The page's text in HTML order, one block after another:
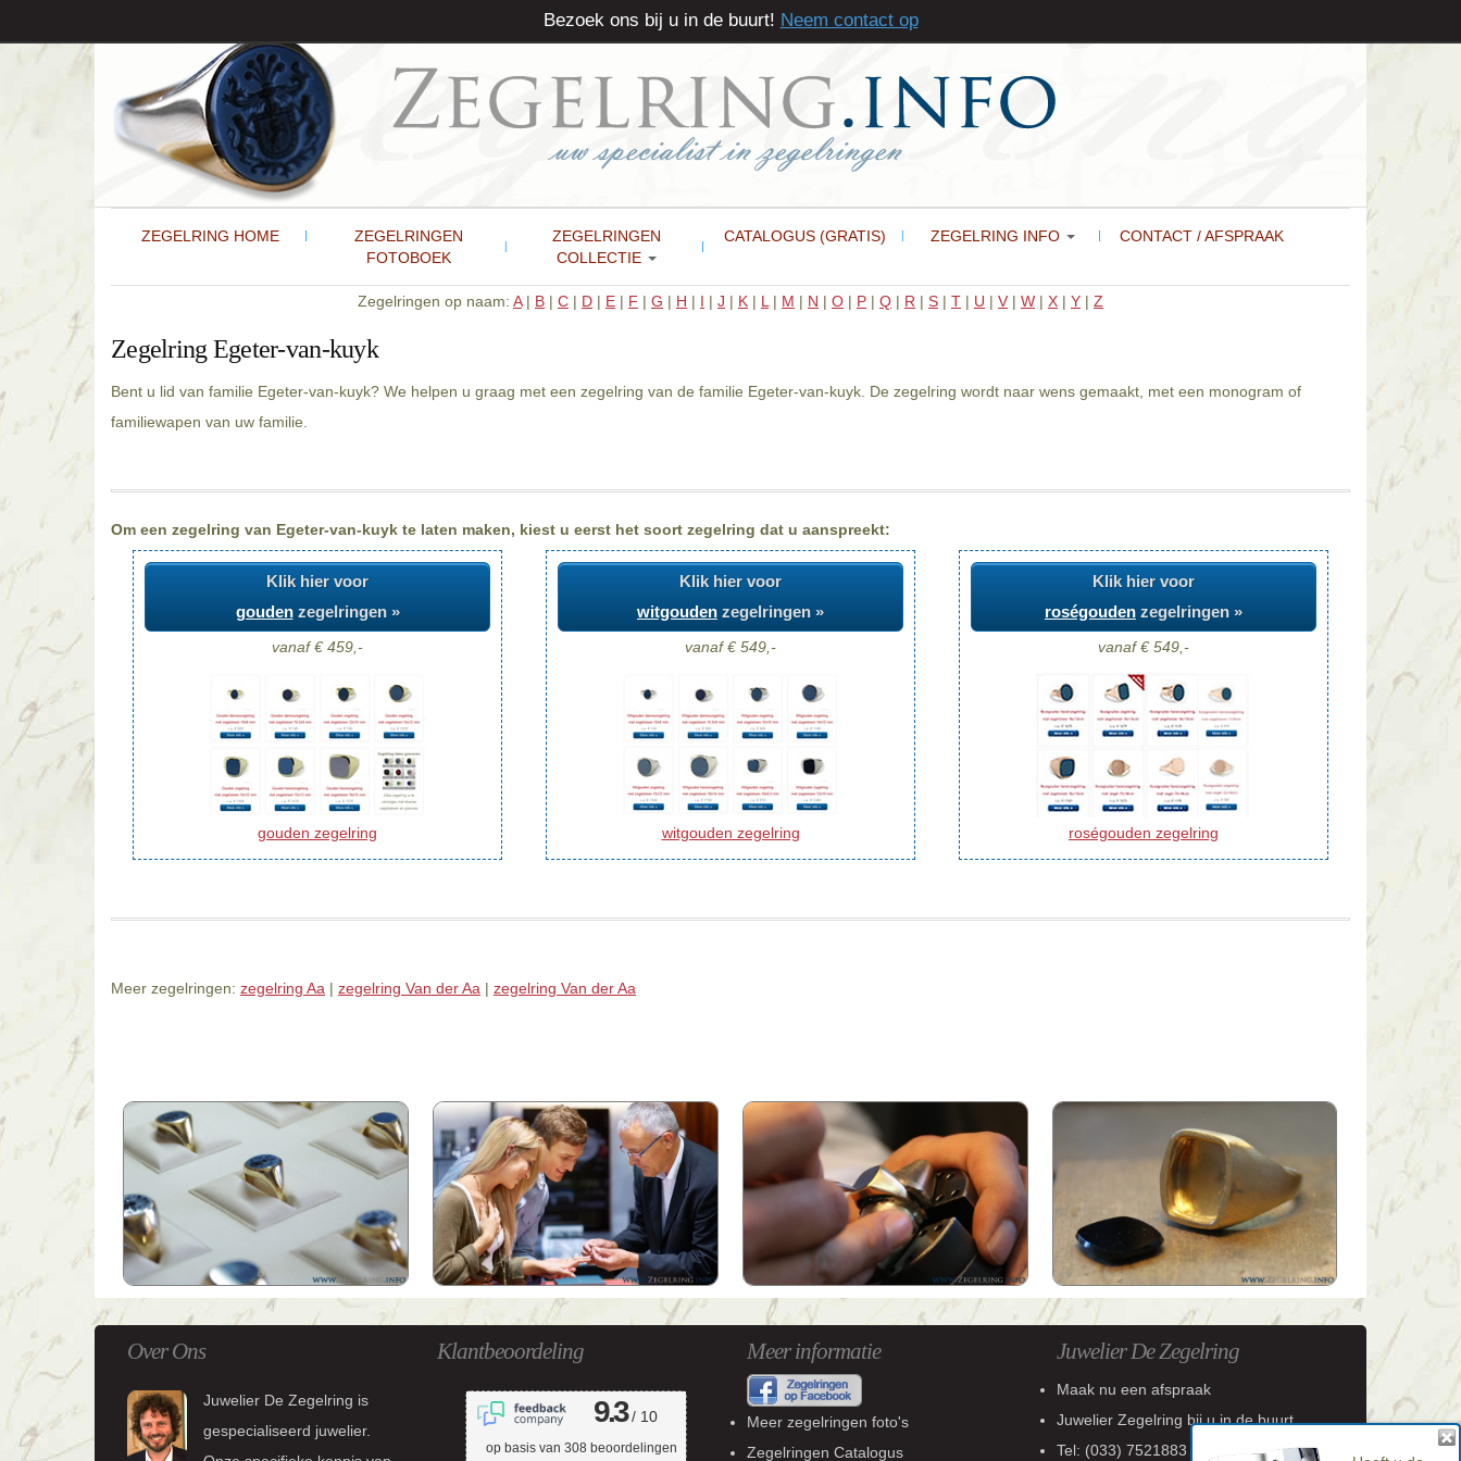
ZEGELRING HOME
ZEGELRINGEN
FOTOBOEK
ZEGELRINGEN
COLLECTIE
CATALOGUS (GRATIS) ZEGELRING INFO CONTACT / AFSPRAAK
Zegelringen op naam: A| B | C | D | E | F | G | H | I | J | K | L | M | N | O | P | Q | R | S | T | U | V | W | X | Y | Z
Zegelring Egeter-van-kuyk
Bent u lid van familie Egeter-van-kuyk? We helpen u graag met een zegelring van de familie Egeter-van-kuyk. De zegelring wordt naar wens gemaakt, met een monogram of
familiewapen van uw familie.
Om een zegelring van Egeter-van-kuyk te laten maken, kiest u eerst het soort zegelring dat u aanspreekt:
Klik hier voor
goudenzegelringen »
vanaf € 459,-
gouden zegelring
Klik hier voor
witgouden zegelringen »
vanaf € 549,-
witgouden zegelring
Klik hier voor
roségouden zegelringen »
vanaf € 549,-
roségouden zegelring
Meer zegelringen: zegelring Aa | zegelring Van der Aa | zegelring Van der Aa
Over Ons
Juwelier De Zegelring is
gespecialiseerd juwelier.
Klantbeoordeling
9.3/ 10
op basis van 308 beoordelingen
Meer informatie
Meer zegelringen foto's
Zegelringen Catalogus
Juwelier De Zegelring
Maak nu een afspraak
Juwelier Zegelring bij u in de buurt
Tel: (033) 7521883
Bezoek ons bij u in de buurt! Neem contact op
Heeft u de